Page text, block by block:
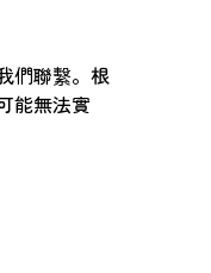
們聯繫。根
能無法實